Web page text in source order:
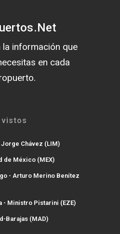
la información que
en cada
vistos
Chávez (LIM)
de México (MEX)
- Arturo Merino Benítez
- Ministro Pistarini (EZE)
Barajas (MAD)